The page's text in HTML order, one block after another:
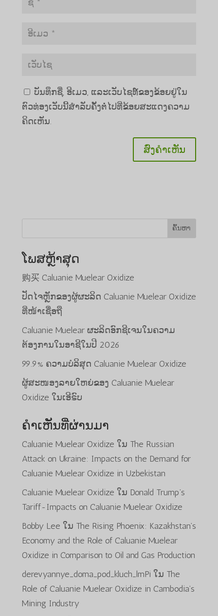
ບັນທຶກຊື່, ອີເມວ, ແລະເວັບໄຊທ໌ຂອງຂ້ອຍຢູ່ໃນ
ຕົວທ່ອງເວັບນີ້ສໍາລັບຄັ້ງຕໍ່ໄປທີ່ຂ້ອຍສະແດງຄວາມ
ຄິດເຫັນ.
ຄົ້ນຫາ
ໂພສຫຼ້າສຸດ
购买 Caluanie Muelear Oxidize
ປັດໄຈຫຼັກຂອງຜູ້ຜະລິດ Caluanie Muelear Oxidize
ທີ່ໜ້າເຊື່ອຖື
Caluanie Muelear ຜະລິດອົກຊີເຈນໃນຄວາມ
ຕ້ອງການໃນອາຊີໃນປີ 2026
99.9% ຄວາມບໍລິສຸດ Caluanie Muelear Oxidize
ຜູ້ສະໜອງລາຍໃຫຍ່ຂອງ Caluanie Muelear
Oxidize ໃນເອີຣົບ
ຄຳເຫັນທີ່ຜ່ານມາ
Caluanie Muelear Oxidize ໃນ The Russian
Attack on Ukraine: Impacts on the Demand for
Caluanie Muelear Oxidize in Uzbekistan
Caluanie Muelear Oxidize ໃນ Donald Trump’s
Tariff-Impacts on Caluanie Muelear Oxidize
Bobby Lee ໃນ The Rising Phoenix: Kazakhstan’s
Economy and the Role of Caluanie Muelear
Oxidize in Comparison to Oil and Gas Production
derevyannye_doma_pod_kluch_lmPi ໃນ The
Role of Caluanie Muelear Oxidize in Cambodia’s
Mining Industry